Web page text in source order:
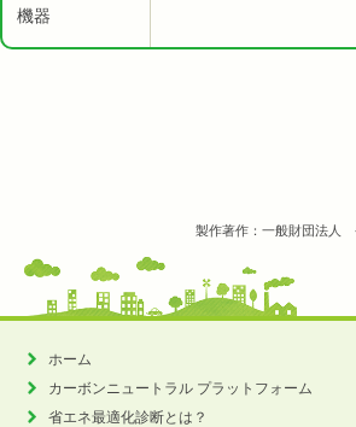
機器
製作著作：一般財団法人
ホーム
カーボンニュートラル プラットフォーム
省エネ最適化診断とは？